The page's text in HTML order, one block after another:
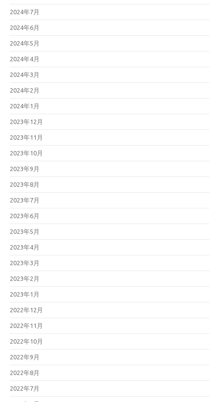
2024年7月
2024年6月
2024年5月
2024年4月
2024年3月
2024年2月
2024年1月
2023年12月
2023年11月
2023年10月
2023年9月
2023年8月
2023年7月
2023年6月
2023年5月
2023年4月
2023年3月
2023年2月
2023年1月
2022年12月
2022年11月
2022年10月
2022年9月
2022年8月
2022年7月